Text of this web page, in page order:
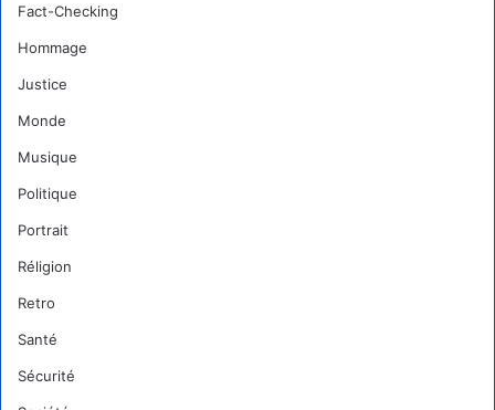
Fact-Checking
Hommage
Justice
Monde
Musique
Politique
Portrait
Réligion
Retro
Santé
Sécurité